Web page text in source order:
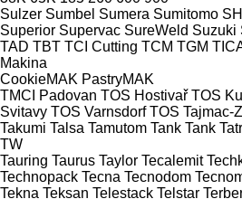
Sulzer Sumbel Sumera Sumitomo
Superior Supervac SureWeld Suzuki
TAD TBT TCI Cutting TCM TGM
Makina
CookieMAK PastryMAK
TMCI Padovan TOS Hostivař TOS
Svitavy TOS Varnsdorf TOS Tajmac-
Takumi Talsa Tamutom Tank Tank
TW
Tauring Taurus Taylor Tecalemit
Technopack Tecna Tecnodom
Tekna Teksan Telestack Telstar